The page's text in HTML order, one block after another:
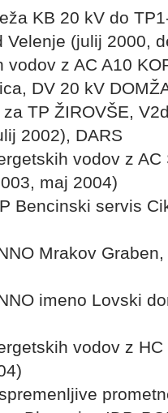
KB 20 kV do
Velenje (julij 2000,
z AC A10
DV 20 kV
TP ŽIROVŠE,
2002), DARS
vodov z
maj 2004)
Bencinski servis
Mrakov
imeno Lovski
vodov z